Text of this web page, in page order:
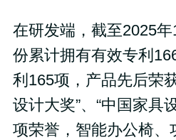
在研发端，截至2025
份累计拥有有效专利
利165项，产品先后荣
设计大奖”、“中国家具
项荣誉，智能办公椅、